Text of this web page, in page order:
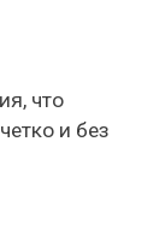
что
и без